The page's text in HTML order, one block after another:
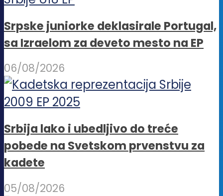
Srpske juniorke deklasirale Portugal,
sa Izraelom za deveto mesto na EP
06/08/2026
Srbija lako i ubedljivo do treće
pobede na Svetskom prvenstvu za
kadete
05/08/2026